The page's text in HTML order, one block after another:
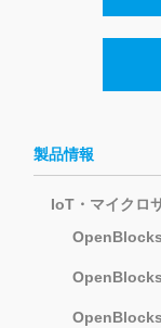
製品情報
IoT・マイクロ
OpenBlocks